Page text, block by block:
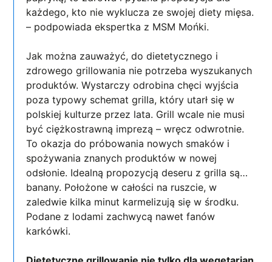
każdego, kto nie wyklucza ze swojej diety mięsa.
– podpowiada ekspertka z MSM Mońki.
Jak można zauważyć, do dietetycznego i
zdrowego grillowania nie potrzeba wyszukanych
produktów. Wystarczy odrobina chęci wyjścia
poza typowy schemat grilla, który utarł się w
polskiej kulturze przez lata. Grill wcale nie musi
być ciężkostrawną imprezą – wręcz odwrotnie.
To okazja do próbowania nowych smaków i
spożywania znanych produktów w nowej
odsłonie. Idealną propozycją deseru z grilla są…
banany. Położone w całości na ruszcie, w
zaledwie kilka minut karmelizują się w środku.
Podane z lodami zachwycą nawet fanów
karkówki.